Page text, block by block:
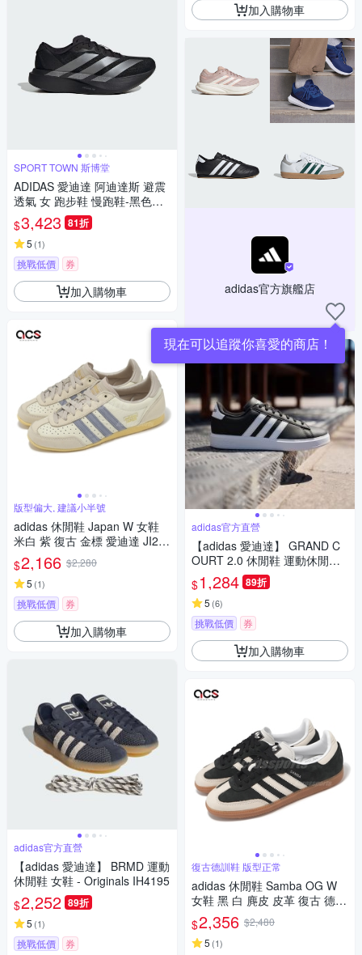
SPORT TOWN 斯博堂
ADIDAS 愛迪達 阿迪達斯 避震
透氣 女 跑步鞋 慢跑鞋-黑色系-
adizero Evo SL W-JP7147
$3,423 81折
5 (1)
挑戰低價 券
加入購物車
版型偏大, 建議小半號
adidas 休閒鞋 Japan W 女鞋
米白 紫 復古 金標 愛迪達 JI26
64
$2,166 $2,280
5 (1)
挑戰低價 券
加入購物車
adidas官方直營
【adidas 愛迪達】 BRMD 運動
休閒鞋 女鞋 - Originals IH4195
$2,252 89折
5 (1)
挑戰低價 券
加入購物車
adidas官方旗艦店
現在可以追蹤你喜愛的商店！
adidas官方直營
【adidas 愛迪達】 GRAND C
OURT 2.0 休閒鞋 運動休閒鞋
男鞋/女鞋 GW9196
$1,284 89折
5 (6)
挑戰低價 券
加入購物車
復古德訓鞋 版型正常
adidas 休閒鞋 Samba OG W
女鞋 黑 白 麂皮 皮革 復古 德訓
鞋 愛迪達 IE5836
$2,356 $2,480
5 (1)